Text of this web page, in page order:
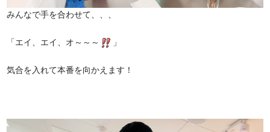
みんなで手を合わせて、、、
「エイ、エイ、オ～～～ 」
気合を入れて本番を向かえます！